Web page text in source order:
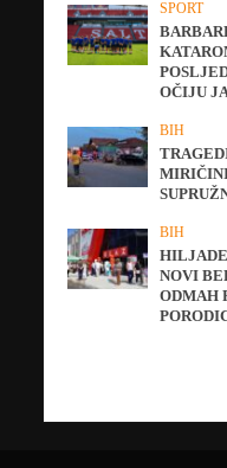
SPORT
OČIJU
BIH
BIH
HILJADE
NOVI
ODMAH